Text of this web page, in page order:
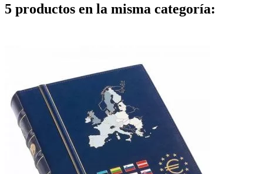
5 productos en la misma categoría: